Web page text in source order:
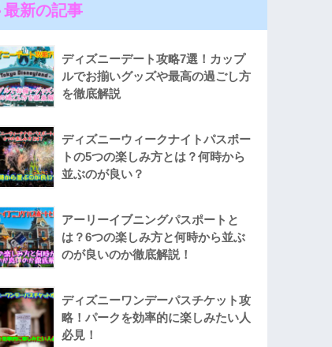
最新の記事
ディズニーデート攻略7選！カップ
ルでお揃いグッズや最高の過ごし方
を徹底解説
ディズニーウィークナイトパスポー
トの5つの楽しみ方とは？何時から
並ぶのが良い？
アーリーイブニングパスポートと
は？6つの楽しみ方と何時から並ぶ
のが良いのか徹底解説！
ディズニーワンデーパスチケット攻
略！パークを効率的に楽しみたい人
必見！